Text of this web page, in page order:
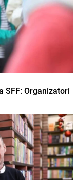
SFF: Organizatori